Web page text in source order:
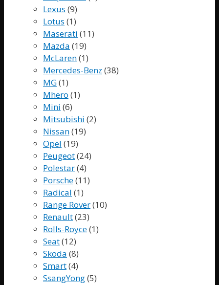
Lexus (9)
Lotus (1)
Maserati (11)
Mazda (19)
McLaren(1)
Mercedes-Benz (38)
MG(1)
Mhero (1)
Mini (6)
Mitsubishi (2)
Nissan(19)
Opel (19)
Peugeot(24)
Polestar(4)
Porsche(11)
Radical (1)
Range Rover(10)
Renault(23)
Rolls-Royce(1)
Seat(12)
Skoda (8)
Smart(4)
SsangYong(5)